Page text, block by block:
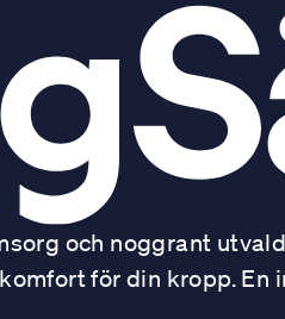
och noggrant
för din kropp.